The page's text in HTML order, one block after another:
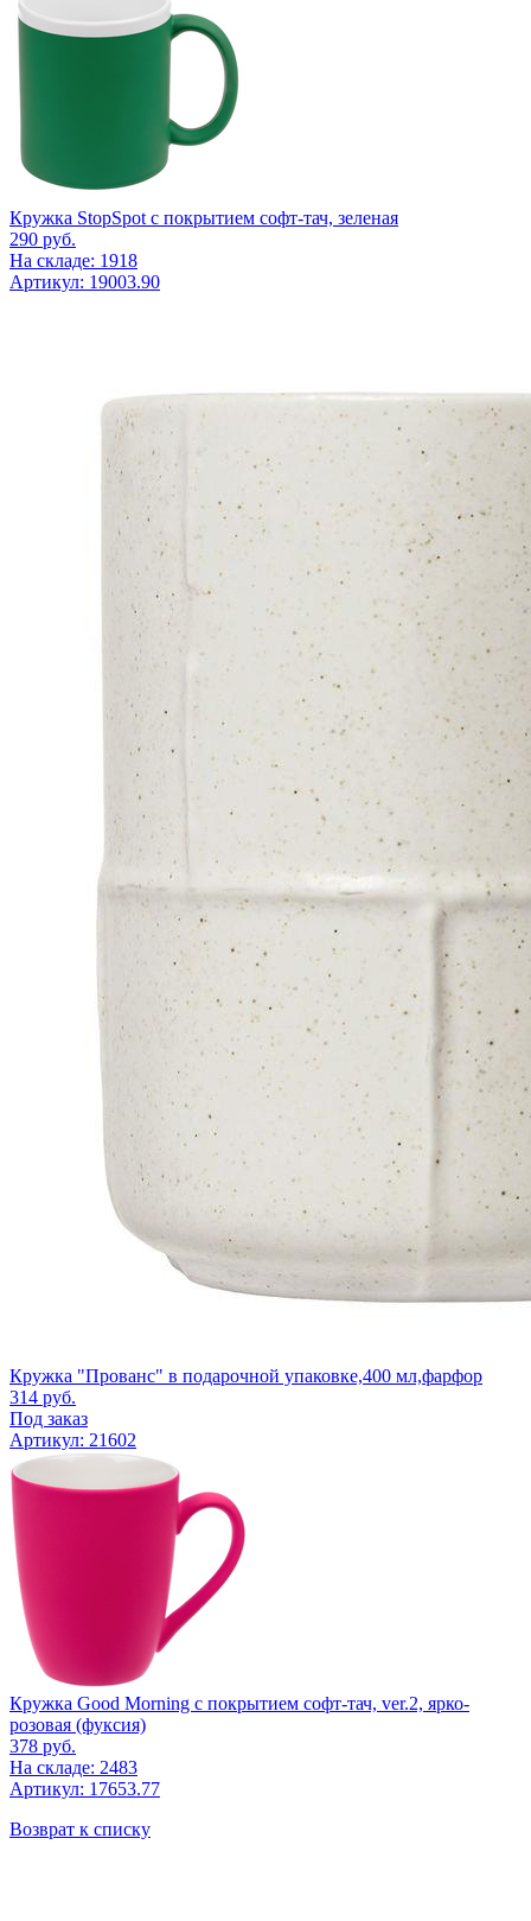
Кружка StopSpot с покрытием софт-тач, зеленая
290 руб.
На складе: 1918
Артикул: 19003.90
Кружка "Прованс" в подарочной упаковке,400 мл,фарфор
314 руб.
Под заказ
Артикул: 21602
Кружка Good Morning с покрытием софт-тач, ver.2, ярко-
розовая (фуксия)
378 руб.
На складе: 2483
Артикул: 17653.77
Возврат к списку